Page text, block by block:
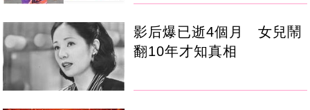
影后爆已逝4個月 女兒鬧
翻10年才知真相